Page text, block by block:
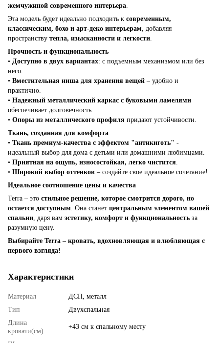
жемчужиной современного интерьера.
Эта модель будет идеально подходить к современным,
классическим, бохо и арт-деко интерьерам, добавляя
пространству тепла, изысканности и легкости.
Прочность и функциональность
• Доступно в двух вариантах: с подъемным механизмом или без
него.
• Вместительная ниша для хранения вещей – удобно и
практично.
• Надежный металлический каркас с буковыми ламелями
обеспечивает долговечность.
• Опоры из металлического профиля придают устойчивости.
Ткань, созданная для комфорта
• Ткань премиум-качества с эффектом "антикиготь" -
идеальный выбор для дома с детьми или домашними любимцами.
• Приятная на ощупь, износостойкая, легко чистится.
• Широкий выбор оттенков – создайте свое идеальное сочетание!
Идеальное соотношение цены и качества
Terra – это стильное решение, которое смотрится дорого, но
остается доступным. Она станет центральным элементом вашей
спальни, даря вам эстетику, комфорт и функциональность за
разумную цену.
Выбирайте Terra – кровать, вдохновляющая и влюбляющая с
первого взгляда!
Характеристики
Материал
ДСП, металл
Тип
Двухспальная
Длина
кровати(см)
+43 см к спальному месту